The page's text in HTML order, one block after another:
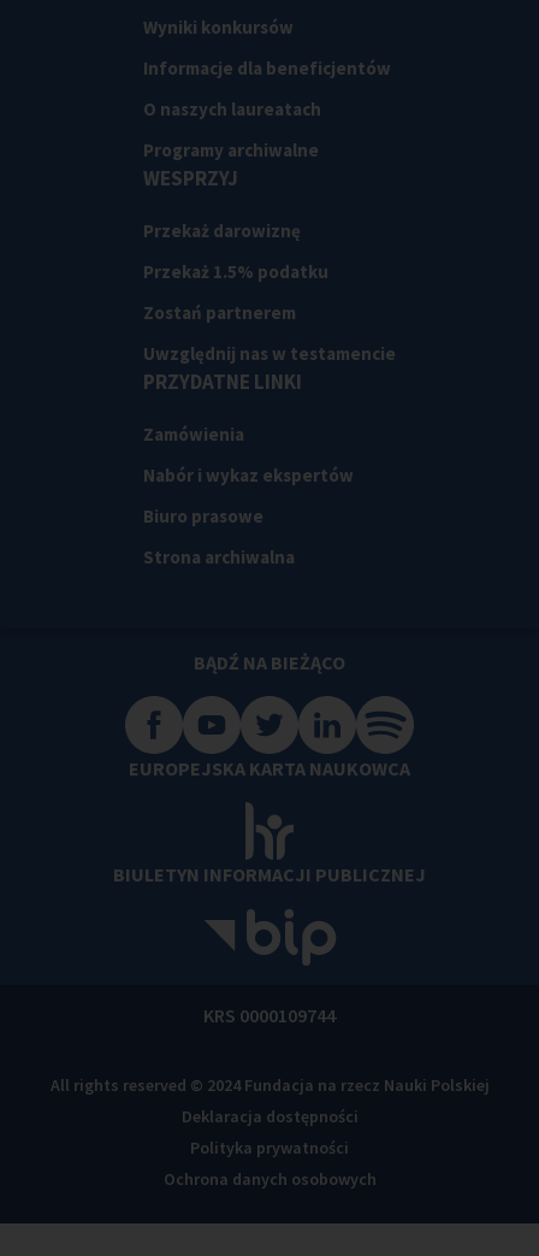
Wyniki konkursów
Informacje dla beneficjentów
O naszych laureatach
Programy archiwalne
WESPRZYJ
Przekaż darowiznę
Przekaż 1.5% podatku
Zostań partnerem
Uwzględnij nas w testamencie
PRZYDATNE LINKI
Zamówienia
Nabór i wykaz ekspertów
Biuro prasowe
Strona archiwalna
BĄDŹ NA BIEŻĄCO
EUROPEJSKA KARTA NAUKOWCA
BIULETYN INFORMACJI PUBLICZNEJ
KRS 0000109744
All rights reserved © 2024 Fundacja na rzecz Nauki Polskiej
Deklaracja dostępności
Polityka prywatności
Ochrona danych osobowych